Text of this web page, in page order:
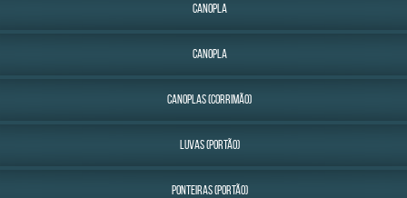
CANOPLA
CANOPLA
CANOPLAS (CORRIMÃO)
LUVAS (PORTÃO)
PONTEIRAS (PORTÃO)